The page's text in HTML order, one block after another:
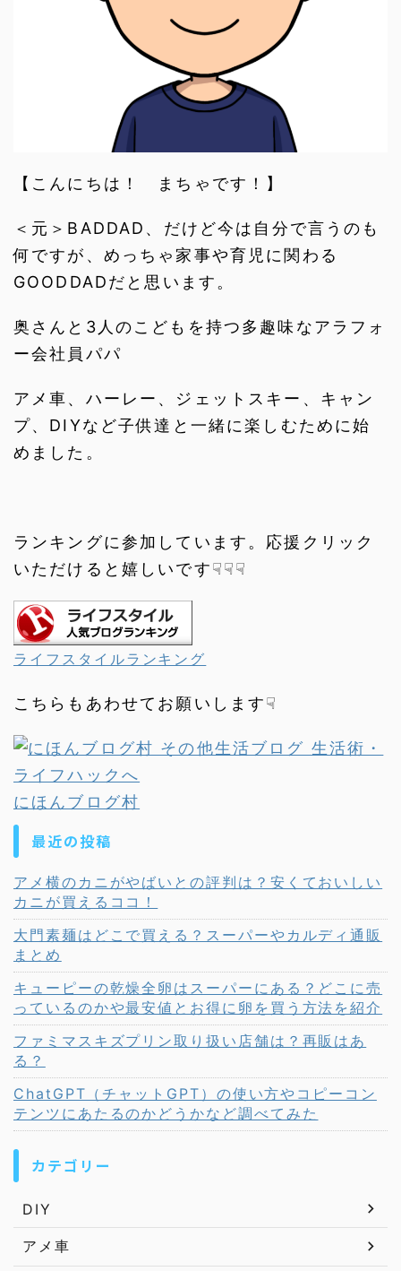
【こんにちは！ まちゃです！】
＜元＞BADDAD、だけど今は自分で言うのも
何ですが、めっちゃ家事や育児に関わる
GOODDADだと思います。
奥さんと3人のこどもを持つ多趣味なアラフォ
ー会社員パパ
アメ車、ハーレー、ジェットスキー、キャン
プ、DIYなど子供達と一緒に楽しむために始
めました。
ランキングに参加しています。応援クリック
いただけると嬉しいです☟☟☟
ライフスタイルランキング
こちらもあわせてお願いします☟
にほんブログ村
最近の投稿
アメ横のカニがやばいとの評判は？安くておいしい
カニが買えるココ！
大門素麺はどこで買える？スーパーやカルディ通販
まとめ
キューピーの乾燥全卵はスーパーにある？どこに売
っているのかや最安値とお得に卵を買う方法を紹介
ファミマスキズプリン取り扱い店舗は？再販はあ
る？
ChatGPT（チャットGPT）の使い方やコピーコン
テンツにあたるのかどうかなど調べてみた
カテゴリー
DIY
アメ車